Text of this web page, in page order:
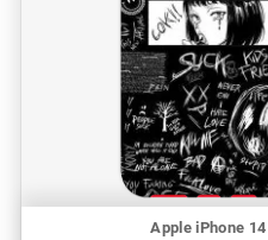
Apple iPhone 14